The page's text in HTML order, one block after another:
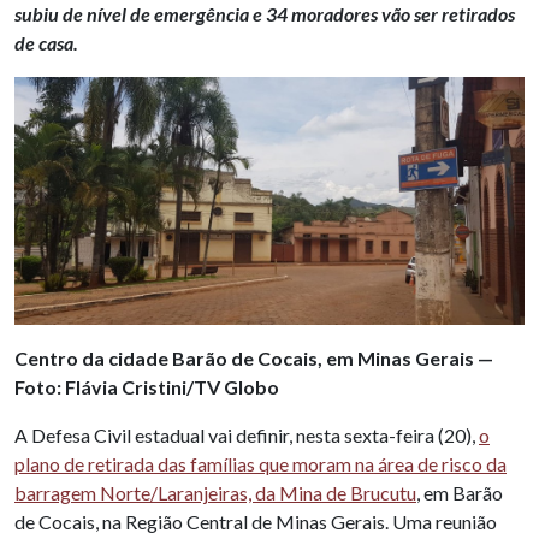
subiu de nível de emergência e 34 moradores vão ser retirados
de casa.
Centro da cidade Barão de Cocais, em Minas Gerais —
Foto: Flávia Cristini/TV Globo
A Defesa Civil estadual vai definir, nesta sexta-feira (20), o
plano de retirada das famílias que moram na área de risco da
barragem Norte/Laranjeiras, da Mina de Brucutu , em Barão
de Cocais, na Região Central de Minas Gerais. Uma reunião